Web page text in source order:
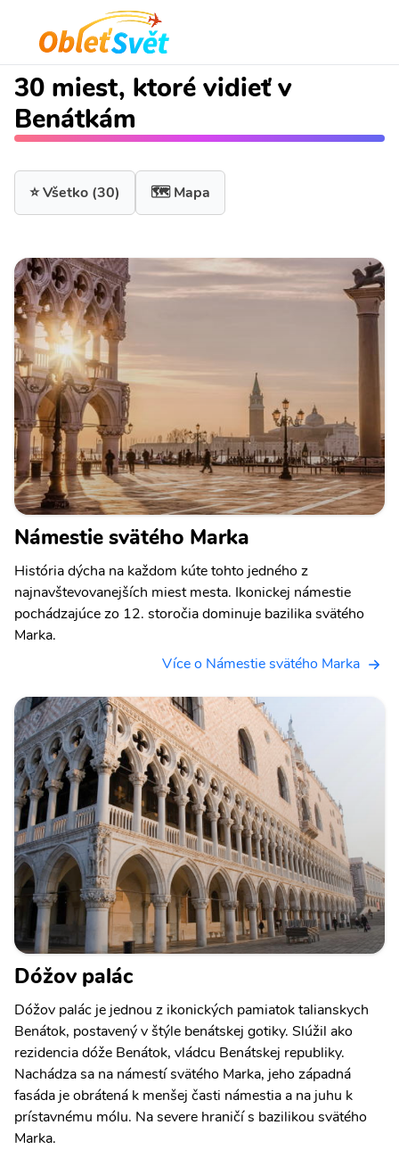
30 miest, ktoré vidieť v
Benátkám
⭐ Všetko (30) 🗺️ Mapa
Námestie svätého Marka
História dýcha na každom kúte tohto jedného z
najnavštevovanejších miest mesta. Ikonickej námestie
pochádzajúce zo 12. storočia dominuje bazilika svätého
Marka.
Více o Námestie svätého Marka
Dóžov palác
Dóžov palác je jednou z ikonických pamiatok talianskych
Benátok, postavený v štýle benátskej gotiky. Slúžil ako
rezidencia dóže Benátok, vládcu Benátskej republiky.
Nachádza sa na námestí svätého Marka, jeho západná
fasáda je obrátená k menšej časti námestia a na juhu k
prístavnému mólu. Na severe hraničí s bazilikou svätého
Marka.